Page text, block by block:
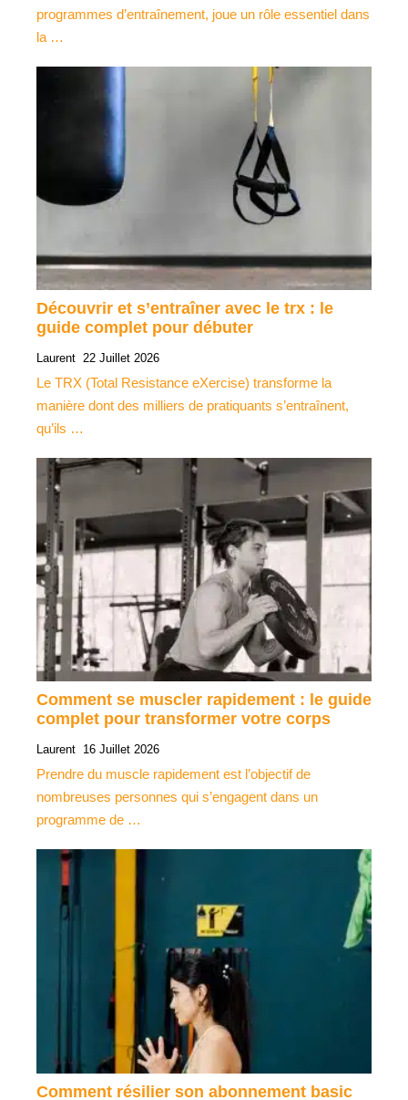
programmes d’entraînement, joue un rôle essentiel dans
la …
Découvrir et s’entraîner avec le trx : le
guide complet pour débuter
Laurent 22 Juillet 2026
Le TRX (Total Resistance eXercise) transforme la
manière dont des milliers de pratiquants s’entraînent,
qu’ils …
Comment se muscler rapidement : le guide
complet pour transformer votre corps
Laurent 16 Juillet 2026
Prendre du muscle rapidement est l’objectif de
nombreuses personnes qui s’engagent dans un
programme de …
Comment résilier son abonnement basic